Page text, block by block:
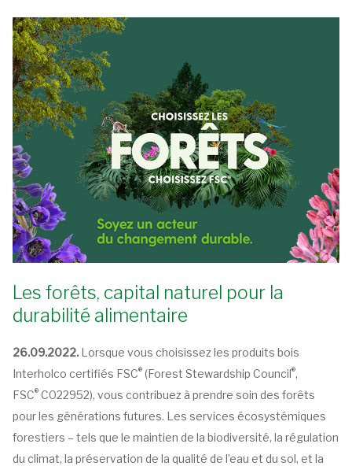
Les forêts, capital naturel pour la
durabilité alimentaire
26.09.2022. Lorsque vous choisissez les produits bois
Interholco certifiés FSC® (Forest Stewardship Council®,
FSC® C022952), vous contribuez à prendre soin des forêts
pour les générations futures. Les services écosystémiques
forestiers – tels que le maintien de la biodiversité, la régulation
du climat, la préservation de la qualité de l’eau et du sol, et la